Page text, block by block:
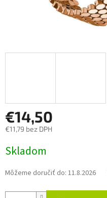
€14,50
€11,79 bez DPH
cena:
Skladom
Môžeme doručiť do: 11.8.2026